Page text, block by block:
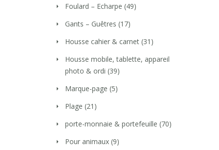
Foulard – Echarpe (49)
Gants – Guêtres (17)
Housse cahier & carnet (31)
Housse mobile, tablette, appareil
photo & ordi (39)
Marque-page (5)
Plage (21)
porte-monnaie & portefeuille (70)
Pour animaux (9)